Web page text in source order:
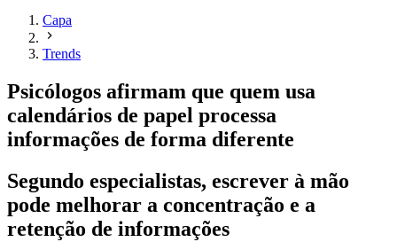
Capa
Trends
Psicólogos afirmam que quem usa
calendários de papel processa
informações de forma diferente
Segundo especialistas, escrever à mão
pode melhorar a concentração e a
retenção de informações